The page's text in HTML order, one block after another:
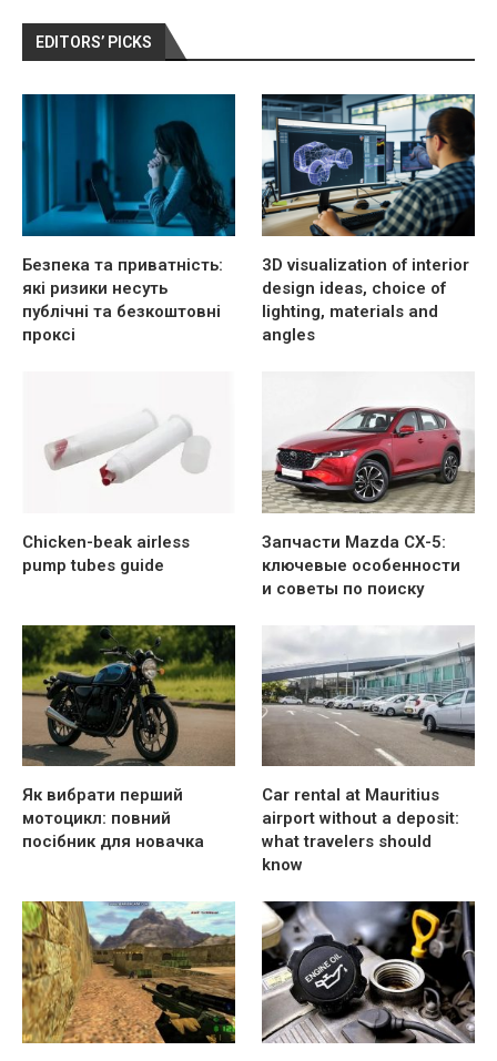
EDITORS’ PICKS
Безпека та приватність:
які ризики несуть
публічні та безкоштовні
проксі
3D visualization of interior
design ideas, choice of
lighting, materials and
angles
Chicken-beak airless
pump tubes guide
Запчасти Mazda CX-5:
ключевые особенности
и советы по поиску
Як вибрати перший
мотоцикл: повний
посібник для новачка
Car rental at Mauritius
airport without a deposit:
what travelers should
know